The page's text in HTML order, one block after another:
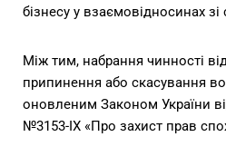
бізнесу у взаємовідносинах
Між тим, набрання чинності
припинення або скасування
оновленим Законом України
№3153-IX «Про захист прав